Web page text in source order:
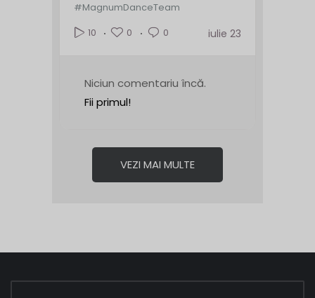
#MagnumDanceTeam
10
0 0 iulie 23
Niciun comentariu încă.
Fii primul!
VEZI MAI MULTE